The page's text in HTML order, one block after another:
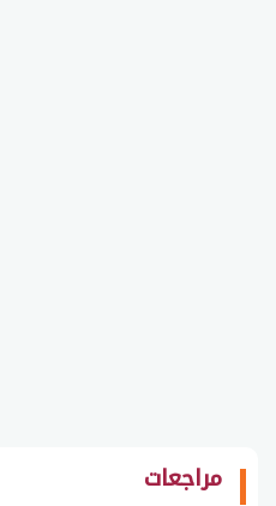
مراجعات